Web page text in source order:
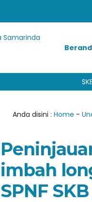
Anda disini : Home -
imbah
SPNF